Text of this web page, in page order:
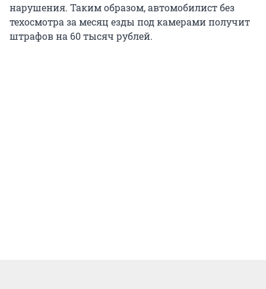
нарушения. Таким образом, автомобилист без
техосмотра за месяц езды под камерами получит
штрафов на 60 тысяч рублей.